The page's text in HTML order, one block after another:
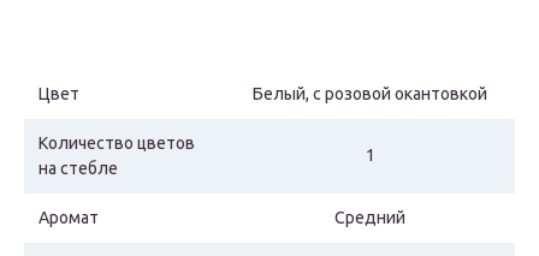
Цвет Белый, с розовой окантовкой
Количество цветов
на стебле
1
Аромат Средний